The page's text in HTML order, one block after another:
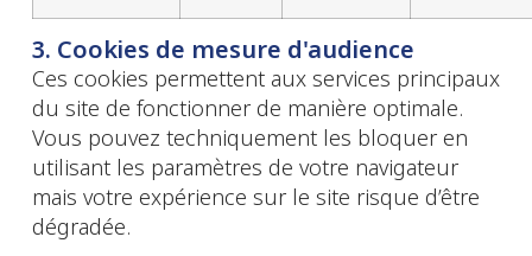
3. Cookies de mesure d'audience
Ces cookies permettent aux services principaux
du site de fonctionner de manière optimale.
Vous pouvez techniquement les bloquer en
utilisant les paramètres de votre navigateur
mais votre expérience sur le site risque d’être
dégradée.